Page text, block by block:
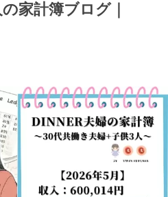
家計簿ブログ｜